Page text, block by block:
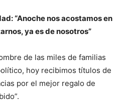
“Anoche nos acostamos en
ya es de nosotros”
de las miles de familias
hoy recibimos títulos de
por el mejor regalo de